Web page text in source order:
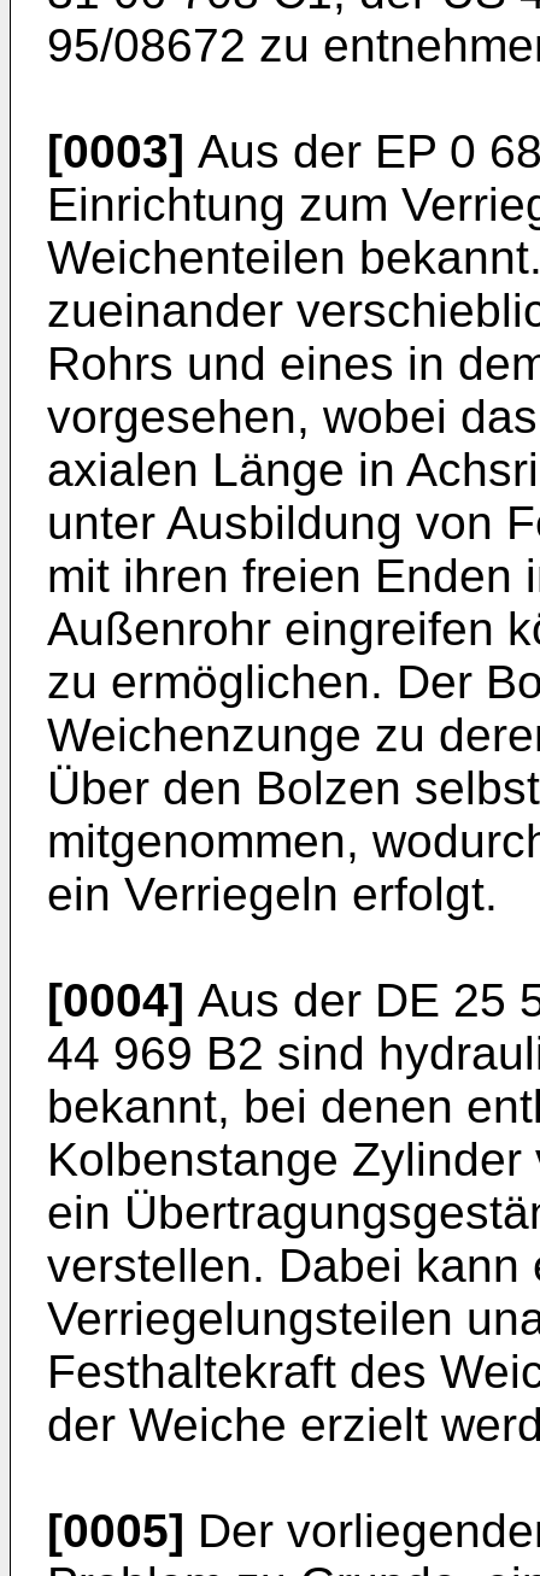
95/08672 zu
[0003] Aus der EP 0
Einrichtung zum
Weichenteilen
zueinander
Rohrs und eines in
vorgesehen, wobei
axialen Länge in
unter Ausbildung von
mit ihren freien Enden
Außenrohr eingreifen
zu ermöglichen. Der
Weichenzunge zu
Über den Bolzen
mitgenommen,
ein Verriegeln erfolgt.
[0004] Aus der DE 25
44 969 B2 sind
bekannt, bei denen
Kolbenstange
ein
verstellen. Dabei
Verriegelungsteilen
Festhaltekraft des
der Weiche erzielt
[0005] Der